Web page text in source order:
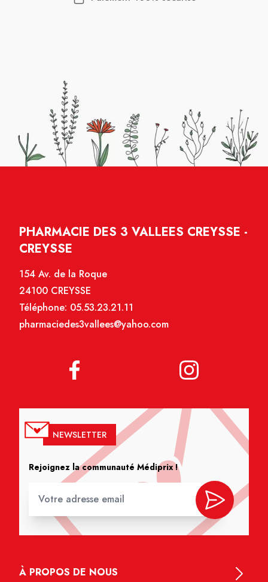
PHARMACIE DES 3 VALLEES CREYSSE -
CREYSSE
154 Av. de la Roque
24100 CREYSSE
Téléphone: 05.53.23.21.11
pharmaciedes3vallees@yahoo.com
NEWSLETTER
Rejoignez la communauté Médiprix !
À PROPOS DE NOUS